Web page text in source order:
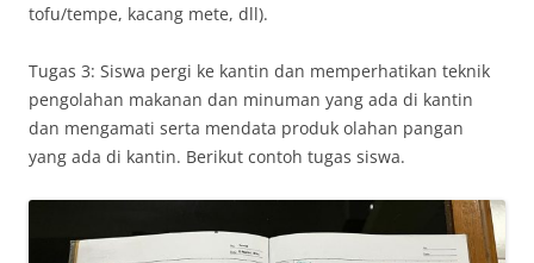
tofu/tempe, kacang mete, dll).
Tugas 3: Siswa pergi ke kantin dan memperhatikan teknik
pengolahan makanan dan minuman yang ada di kantin
dan mengamati serta mendata produk olahan pangan
yang ada di kantin. Berikut contoh tugas siswa.